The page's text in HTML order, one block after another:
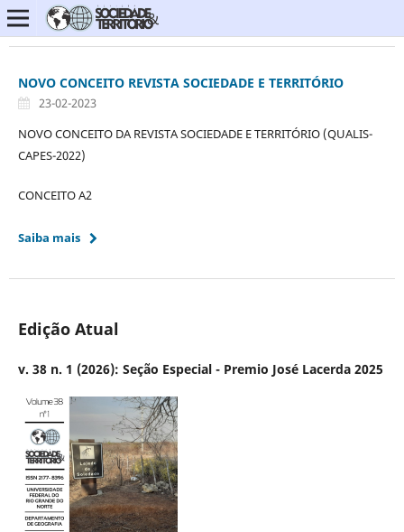
NOVO CONCEITO REVISTA SOCIEDADE E TERRITÓRIO
23-02-2023
NOVO CONCEITO DA REVISTA SOCIEDADE E TERRITÓRIO (QUALIS-
CAPES-2022)
CONCEITO A2
Saiba mais
Edição Atual
v. 38 n. 1 (2026): Seção Especial - Premio José Lacerda 2025